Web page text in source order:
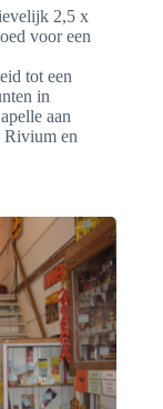
2,5 x
voor een
tot een
in
aan
Rivium en